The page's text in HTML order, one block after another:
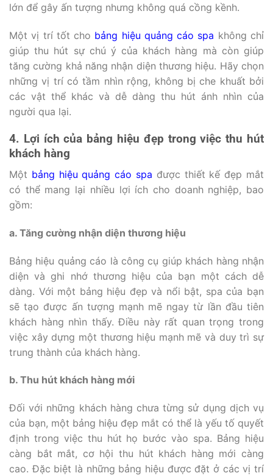
lớn để gây ấn tượng nhưng không quá cồng kềnh.
Một vị trí tốt cho bảng hiệu quảng cáo spa không chỉ
giúp thu hút sự chú ý của khách hàng mà còn giúp
tăng cường khả năng nhận diện thương hiệu. Hãy chọn
những vị trí có tầm nhìn rộng, không bị che khuất bởi
các vật thể khác và dễ dàng thu hút ánh nhìn của
người qua lại.
4. Lợi ích của bảng hiệu đẹp trong việc thu hút
khách hàng
Một bảng hiệu quảng cáo spa được thiết kế đẹp mắt
có thể mang lại nhiều lợi ích cho doanh nghiệp, bao
gồm:
a. Tăng cường nhận diện thương hiệu
Bảng hiệu quảng cáo là công cụ giúp khách hàng nhận
diện và ghi nhớ thương hiệu của bạn một cách dễ
dàng. Với một bảng hiệu đẹp và nổi bật, spa của bạn
sẽ tạo được ấn tượng mạnh mẽ ngay từ lần đầu tiên
khách hàng nhìn thấy. Điều này rất quan trọng trong
việc xây dựng một thương hiệu mạnh mẽ và duy trì sự
trung thành của khách hàng.
b. Thu hút khách hàng mới
Đối với những khách hàng chưa từng sử dụng dịch vụ
của bạn, một bảng hiệu đẹp mắt có thể là yếu tố quyết
định trong việc thu hút họ bước vào spa. Bảng hiệu
càng bắt mắt, cơ hội thu hút khách hàng mới càng
cao. Đặc biệt là những bảng hiệu được đặt ở các vị trí